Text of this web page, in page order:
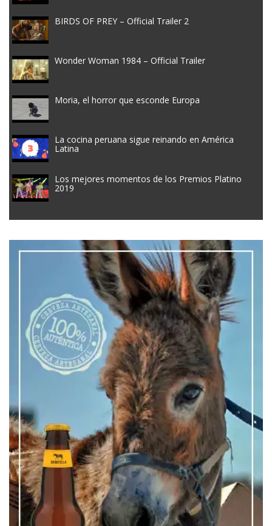
BIRDS OF PREY – Official Trailer 2
Wonder Woman 1984 – Official Trailer
Moria, el horror que esconde Europa
La cocina peruana sigue reinando en América
Latina
Los mejores momentos de los Premios Platino
2019